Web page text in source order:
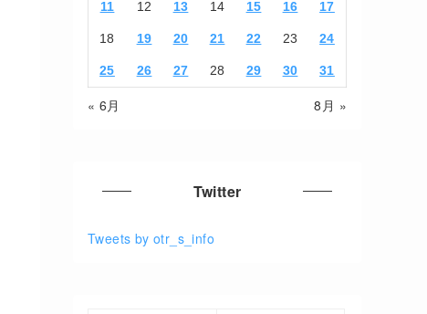
11 12 13 14 15 16 17
18 19 20 21 22 23 24
25 26 27 28 29 30 31
« 6月 8月 »
Twitter
Tweets by otr_s_info